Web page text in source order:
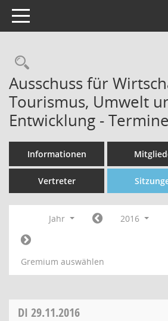
Toggle navigation
Rechercheauswahl
Ausschuss für
Tourismus, Umwelt
Entwicklung -
Informationen
Vertreter
Jahr 2016
Gremium auswählen
DI 29.11.2016